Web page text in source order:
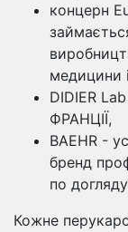
концерн
медицини
DIDIER
ФРАНЦІЇ,
BAEHR -
бренд
по
Кожне